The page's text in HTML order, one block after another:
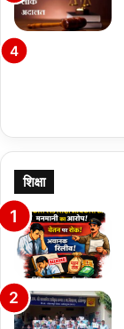
शिक्षा